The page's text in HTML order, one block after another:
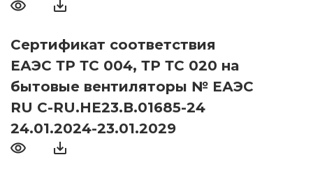
Сертификат соответствия
ЕАЭС ТР ТС 004, ТР ТС 020 на
бытовые вентиляторы № ЕАЭС
RU С-RU.НЕ23.В.01685-24
24.01.2024-23.01.2029